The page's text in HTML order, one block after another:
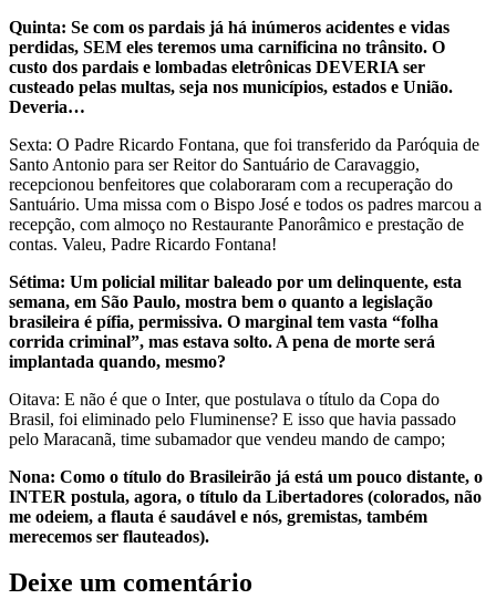
Quinta: Se com os pardais já há inúmeros acidentes e vidas
perdidas, SEM eles teremos uma carnificina no trânsito. O
custo dos pardais e lombadas eletrônicas DEVERIA ser
custeado pelas multas, seja nos municípios, estados e União.
Deveria…
Sexta: O Padre Ricardo Fontana, que foi transferido da Paróquia de
Santo Antonio para ser Reitor do Santuário de Caravaggio,
recepcionou benfeitores que colaboraram com a recuperação do
Santuário. Uma missa com o Bispo José e todos os padres marcou a
recepção, com almoço no Restaurante Panorâmico e prestação de
contas. Valeu, Padre Ricardo Fontana!
Sétima: Um policial militar baleado por um delinquente, esta
semana, em São Paulo, mostra bem o quanto a legislação
brasileira é pífia, permissiva. O marginal tem vasta “folha
corrida criminal”, mas estava solto. A pena de morte será
implantada quando, mesmo?
Oitava: E não é que o Inter, que postulava o título da Copa do
Brasil, foi eliminado pelo Fluminense? E isso que havia passado
pelo Maracanã, time subamador que vendeu mando de campo;
Nona: Como o título do Brasileirão já está um pouco distante, o
INTER postula, agora, o título da Libertadores (colorados, não
me odeiem, a flauta é saudável e nós, gremistas, também
merecemos ser flauteados).
Deixe um comentário